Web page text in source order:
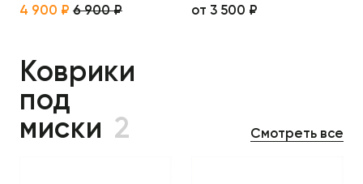
4 900 ₽ 6 900 ₽ от 3 500 ₽
Коврики
под
миски 2 Смотреть все